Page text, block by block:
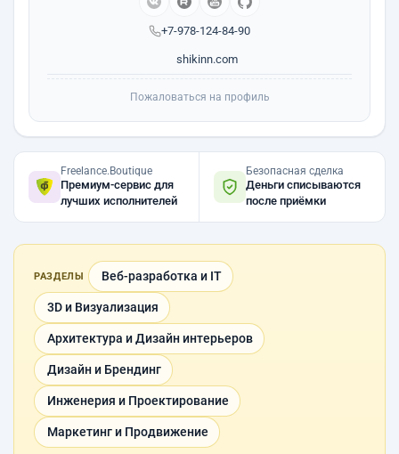
+7-978-124-84-90
shikinn.com
Пожаловаться на профиль
Freelance.Boutique
Премиум-сервис для
лучших исполнителей
Безопасная сделка
Деньги списываются
после приёмки
РАЗДЕЛЫ Веб-разработка и IT
3D и Визуализация
Архитектура и Дизайн интерьеров
Дизайн и Брендинг
Инженерия и Проектирование
Маркетинг и Продвижение